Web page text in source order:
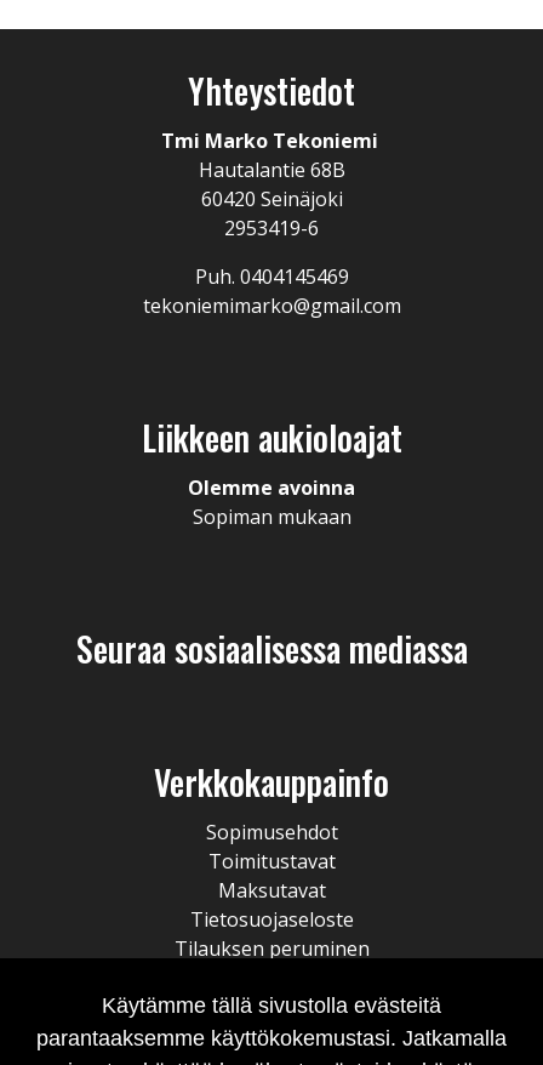
Yhteystiedot
Tmi Marko Tekoniemi
Hautalantie 68B
60420 Seinäjoki
2953419-6
Puh. 0404145469
tekoniemimarko@gmail.com
Liikkeen aukioloajat
Olemme avoinna
Sopiman mukaan
Seuraa sosiaalisessa mediassa
Verkkokauppainfo
Sopimusehdot
Toimitustavat
Maksutavat
Tietosuojaseloste
Tilauksen peruminen
Käytämme tällä sivustolla evästeitä
parantaaksemme käyttökokemustasi. Jatkamalla